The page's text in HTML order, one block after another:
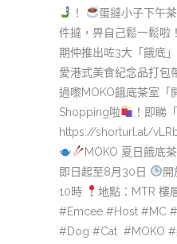
！
蛋撻小子下午
件撻，畀自己鬆一鬆啦
期仲推出咗3大「餓底
愛港式美食紀念品打包
過嚟MOKO餓底茶室「
Shopping啦
！即睇
https://shorturl.at/
MOKO 夏日餓底
即日起至8月30日
10時
地點：MTR 樓
#Emcee #Host #MC
#Dog #Cat #MOKO